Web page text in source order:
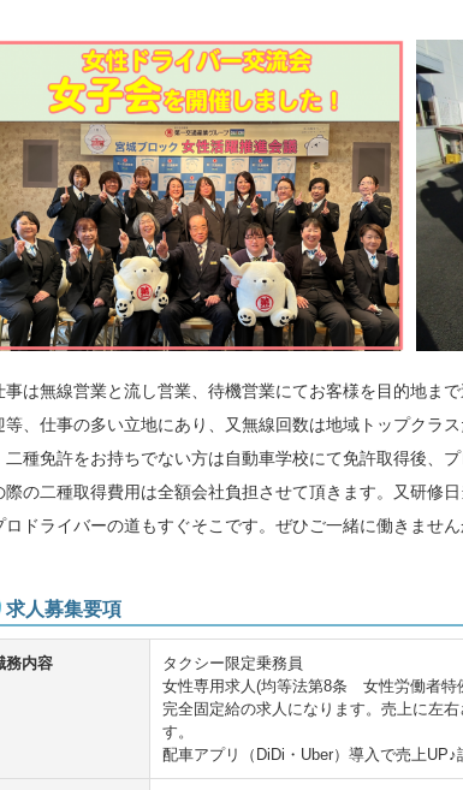
事は無線営業と流し営業、待機営業にてお客様を目的地ま
等、仕事の多い立地にあり、又無線回数は地域トップクラ
二種免許をお持ちでない方は自動車学校にて免許取得後、
際の二種取得費用は全額会社負担させて頂きます。又研修日
ロドライバーの道もすぐそこです。ぜひご一緒に働きませ
求人募集要項
務内容
タクシー限定乗務員
女性専用求人(均等法第8条 女性労働者特
完全固定給の求人になります。売上に左
す。
配車アプリ（DiDi・Uber）導入で売上UP♪